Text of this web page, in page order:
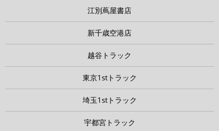
江別蔦屋書店
新千歳空港店
越谷トラック
東京1stトラック
埼玉1stトラック
宇都宮トラック